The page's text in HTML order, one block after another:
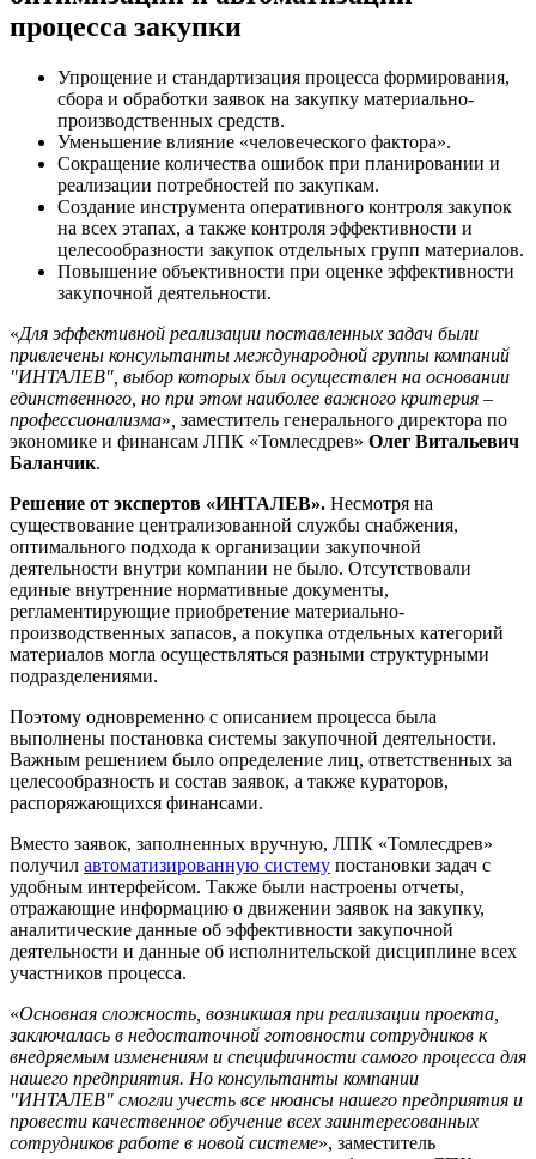
процесса закупки
Упрощение и стандартизация процесса формирования,
сбора и обработки заявок на закупку материально-
производственных средств.
Уменьшение влияние «человеческого фактора».
Сокращение количества ошибок при планировании и
реализации потребностей по закупкам.
Создание инструмента оперативного контроля закупок
на всех этапах, а также контроля эффективности и
целесообразности закупок отдельных групп материалов.
Повышение объективности при оценке эффективности
закупочной деятельности.
«Для эффективной реализации поставленных задач были
привлечены консультанты международной группы компаний
"ИНТАЛЕВ", выбор которых был осуществлен на основании
единственного, но при этом наиболее важного критерия –
профессионализма» , заместитель генерального директора по
экономике и финансам ЛПК «Томлесдрев» Олег Витальевич
Баланчик.
Решение от экспертов «ИНТАЛЕВ». Несмотря на
существование централизованной службы снабжения,
оптимального подхода к организации закупочной
деятельности внутри компании не было. Отсутствовали
единые внутренние нормативные документы,
регламентирующие приобретение материально-
производственных запасов, а покупка отдельных категорий
материалов могла осуществляться разными структурными
подразделениями.
Поэтому одновременно с описанием процесса была
выполнены постановка системы закупочной деятельности.
Важным решением было определение лиц, ответственных за
целесообразность и состав заявок, а также кураторов,
распоряжающихся финансами.
Вместо заявок, заполненных вручную, ЛПК «Томлесдрев»
получил автоматизированную систему постановки задач с
удобным интерфейсом. Также были настроены отчеты,
отражающие информацию о движении заявок на закупку,
аналитические данные об эффективности закупочной
деятельности и данные об исполнительской дисциплине всех
участников процесса.
«Основная сложность, возникшая при реализации проекта,
заключалась в недостаточной готовности сотрудников к
внедряемым изменениям и специфичности самого процесса для
нашего предприятия. Но консультанты компании
"ИНТАЛЕВ" смогли учесть все нюансы нашего предприятия и
провести качественное обучение всех заинтересованных
сотрудников работе в новой системе», заместитель